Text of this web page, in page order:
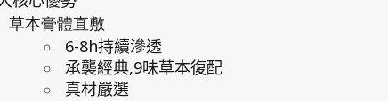
膏體直敷
6-8h持續滲透
承襲經典,9味草本復配
真材嚴選